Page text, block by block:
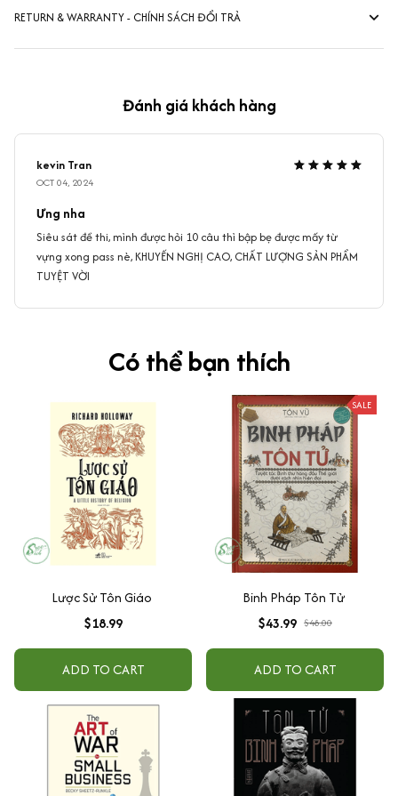
RETURN & WARRANTY - CHÍNH SÁCH ĐỔI TRẢ
Đánh giá khách hàng
kevin Tran
OCT 04, 2024
Ưng nha
Siêu sát đề thi, mình được hỏi 10 câu thì bập bẹ được mấy từ
vựng xong pass nè, KHUYẾN NGHỊ CAO, CHẤT LƯỢNG SẢN PHẨM
TUYỆT VỜI
Có thể bạn thích
Lược Sử Tôn Giáo
$18.99
ADD TO CART
SALE
Binh Pháp Tôn Tử
$43.99 $48.00
ADD TO CART